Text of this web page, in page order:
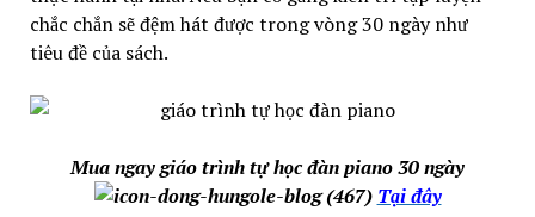
chắc chắn sẽ đệm hát được trong vòng 30 ngày như
tiêu đề của sách.
Mua ngay giáo trình tự học đàn piano 30 ngày
Tại đây